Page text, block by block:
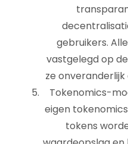
gebruikers.
vastgelegd op
ze
Tokenomics-
eigen
tokens